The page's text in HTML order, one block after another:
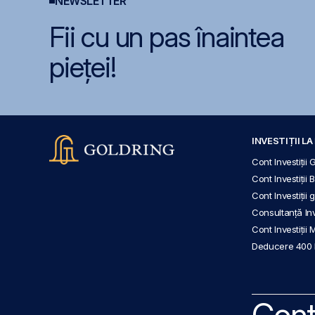
Fii cu un pas înaintea
pieței!
INVESTIȚII LA
Cont Investiții
Cont Investiții
Cont Investiții
Consultanță
Cont Investiții
Deducere 400